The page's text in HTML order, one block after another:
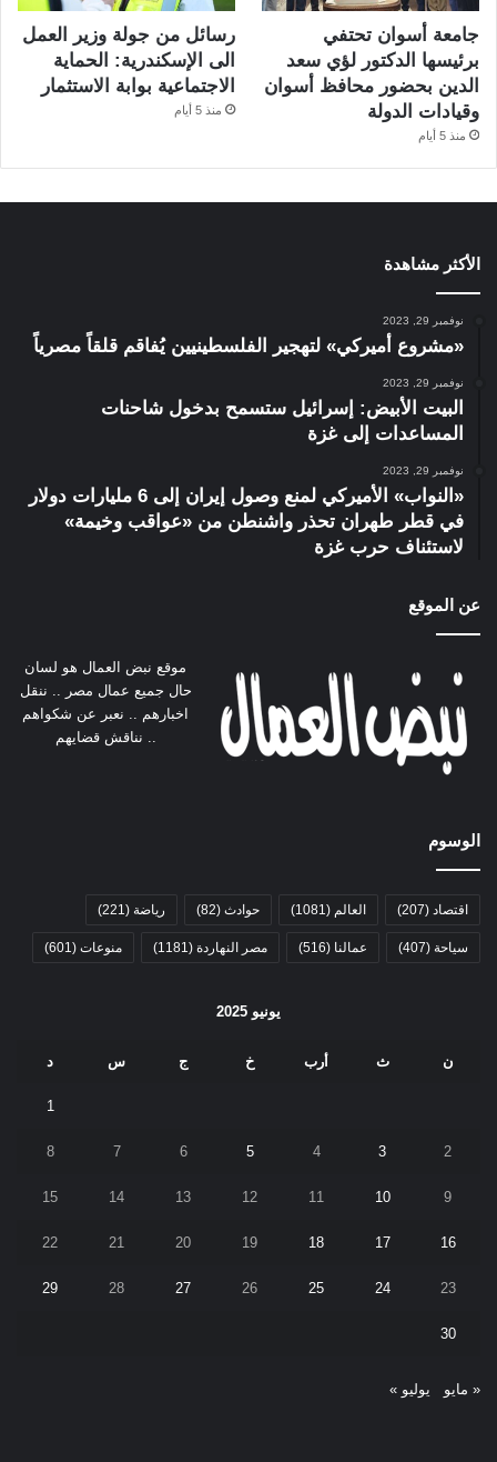
جامعة أسوان تحتفي
برئيسها الدكتور لؤي سعد
الدين بحضور محافظ أسوان
وقيادات الدولة
منذ 5 أيام
رسائل من جولة وزير العمل
الى الإسكندرية: الحماية
الاجتماعية بوابة الاستثمار
منذ 5 أيام
الأكثر مشاهدة
نوفمبر 29, 2023
«مشروع أميركي» لتهجير الفلسطينيين يُفاقم قلقاً مصرياً
نوفمبر 29, 2023
البيت الأبيض: إسرائيل ستسمح بدخول شاحنات
المساعدات إلى غزة
نوفمبر 29, 2023
«النواب» الأميركي لمنع وصول إيران إلى 6 مليارات دولار
في قطر طهران تحذر واشنطن من «عواقب وخيمة»
لاستئناف حرب غزة
عن الموقع
موقع نبض العمال هو لسان
حال جميع عمال مصر .. ننقل
اخبارهم .. نعبر عن شكواهم
.. نناقش قضايهم
الوسوم
اقتصاد (207) العالم (1081) حوادث (82) رياضة (221)
سياحة (407) عمالنا (516) مصر النهاردة (1181) منوعات (601)
يونيو 2025
ن ث أرب خ ج س د
1
2
3
4
5
6
7
8
9
10
11
12
13
14
15
16
17
18
19
20
21
22
23
24
25
26
27
28
29
30
« مايو يوليو »